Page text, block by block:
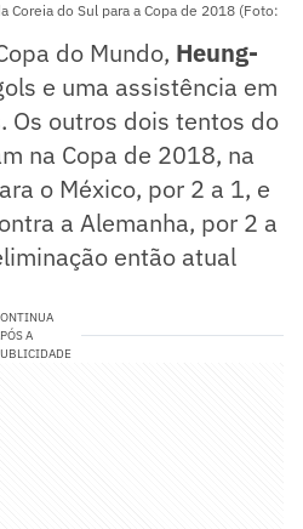
Coreia do Sul para a Copa de 2018 (Foto:
do Mundo, Heung-
e uma assistência em
Os outros dois tentos do
na Copa de 2018, na
o México, por 2 a 1, e
a Alemanha, por 2 a
então atual
A